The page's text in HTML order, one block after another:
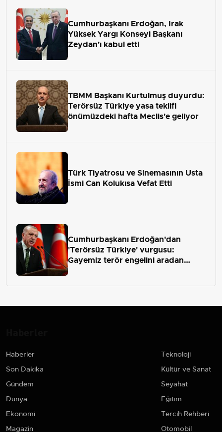
Cumhurbaşkanı Erdoğan, Irak
Yüksek Yargı Konseyi Başkanı
Zeydan'ı kabul etti
TBMM Başkanı Kurtulmuş duyurdu:
Terörsüz Türkiye yasa teklifi
önümüzdeki hafta Meclis'e geliyor
Türk Tiyatrosu ve Sinemasının Usta
İsmi Can Kolukısa Vefat Etti
Cumhurbaşkanı Erdoğan'dan
'Terörsüz Türkiye' vurgusu:
Gayemiz terör engelini aradan
Haberler
Son Dakika
Gündem
Dünya
Ekonomi
Magazin
Teknoloji
Kültür ve Sanat
Seyahat
Eğitim
Tercih Rehberi
Otomobil